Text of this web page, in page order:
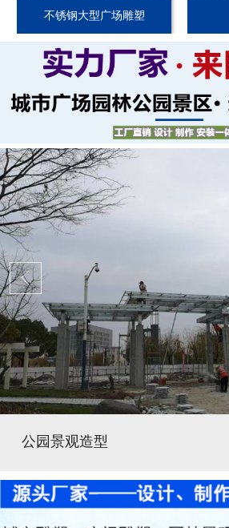
不锈钢大型广场雕塑
公园景观造型